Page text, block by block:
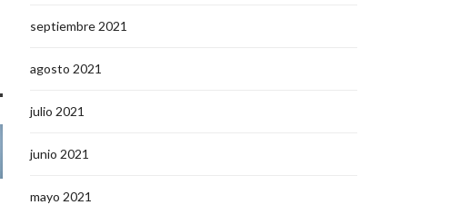
septiembre 2021
agosto 2021
julio 2021
junio 2021
mayo 2021